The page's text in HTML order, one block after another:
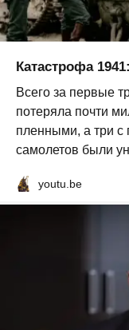
Катастрофа
Всего за первые
потеряла почти
пленными, а три с
самолетов были
youtu.be